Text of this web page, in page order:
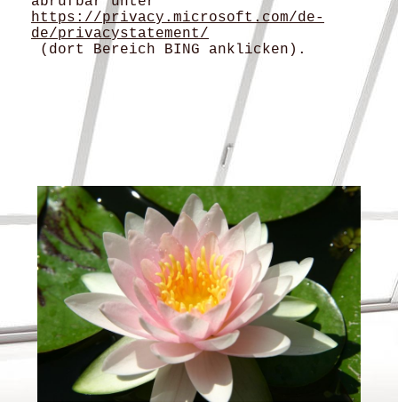
https://privacy.microsoft.com/de-
de/privacystatement/
(dort Bereich BING anklicken).